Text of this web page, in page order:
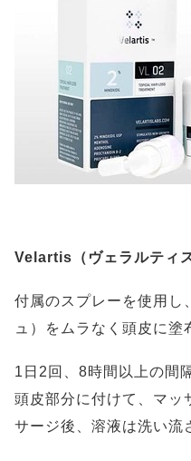
Velartis（ヴェラルティ
付属のスプレーを使用し
ュ）をムラなく頭皮に塗
1日2回、8時間以上の間
頭皮部分に付けて、マッ
サージ後、溶液は洗い流